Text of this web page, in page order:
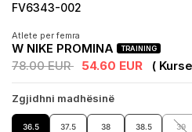
FV6343-002
Atlete per femra
W NIKE PROMINA TRAINING
78.00 EUR 54.60 EUR (
Zgjidhni madhësinë
36.5 37.5 38 38.5 39